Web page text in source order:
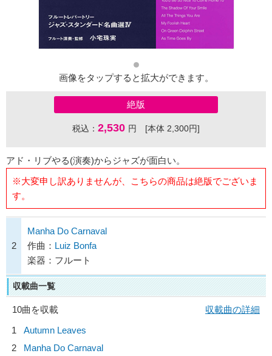
画像をタップすると拡大ができます。
絶版
税込： 2,530 円 [本体 2,300円]
アド・リブやる(演奏)からジャズが面白い。
※大変申し訳ありませんが、こちらの商品は絶版でございま
す。
2
Manha Do Carnaval
作曲： Luiz Bonfa
楽器：フルート
収載曲一覧
10曲を収載
収載曲の詳細
1
Autumn Leaves
2
Manha Do Carnaval